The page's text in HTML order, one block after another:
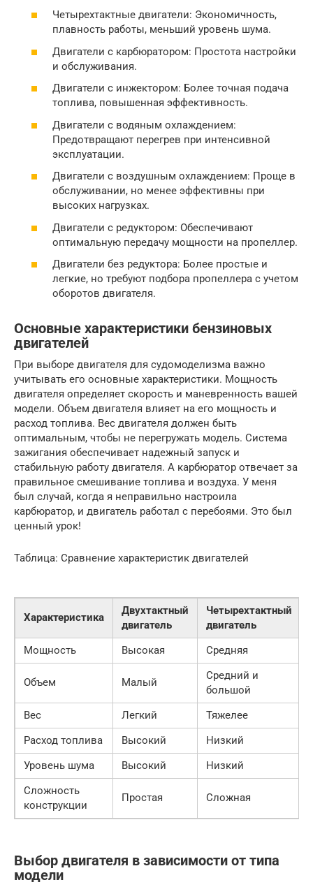
Четырехтактные двигатели: Экономичность,
плавность работы, меньший уровень шума.
Двигатели с карбюратором: Простота настройки
и обслуживания.
Двигатели с инжектором: Более точная подача
топлива, повышенная эффективность.
Двигатели с водяным охлаждением:
Предотвращают перегрев при интенсивной
эксплуатации.
Двигатели с воздушным охлаждением: Проще в
обслуживании, но менее эффективны при
высоких нагрузках.
Двигатели с редуктором: Обеспечивают
оптимальную передачу мощности на пропеллер.
Двигатели без редуктора: Более простые и
легкие, но требуют подбора пропеллера с учетом
оборотов двигателя.
Основные характеристики бензиновых
двигателей
При выборе двигателя для судомоделизма важно
учитывать его основные характеристики. Мощность
двигателя определяет скорость и маневренность вашей
модели. Объем двигателя влияет на его мощность и
расход топлива. Вес двигателя должен быть
оптимальным, чтобы не перегружать модель. Система
зажигания обеспечивает надежный запуск и
стабильную работу двигателя. А карбюратор отвечает за
правильное смешивание топлива и воздуха. У меня
был случай, когда я неправильно настроила
карбюратор, и двигатель работал с перебоями. Это был
ценный урок!
Таблица: Сравнение характеристик двигателей
Характеристика
Двухтактный
двигатель
Четырехтактный
двигатель
Мощность
Высокая Средняя
Объем Малый
Средний и
большой
Вес
Легкий
Тяжелее
Расход топлива
Высокий
Низкий
Уровень шума
Высокий
Низкий
Сложность
конструкции
Простая Сложная
Выбор двигателя в зависимости от типа
модели